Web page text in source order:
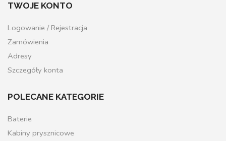
TWOJE KONTO
Logowanie / Rejestracja
Zamówienia
Adresy
Szczegóły konta
POLECANE KATEGORIE
Baterie
Kabiny prysznicowe